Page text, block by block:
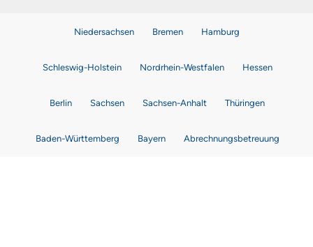
Niedersachsen Bremen Hamburg
Schleswig-Holstein Nordrhein-Westfalen Hessen
Berlin Sachsen Sachsen-Anhalt Thüringen
Baden-Württemberg Bayern Abrechnungsbetreuung